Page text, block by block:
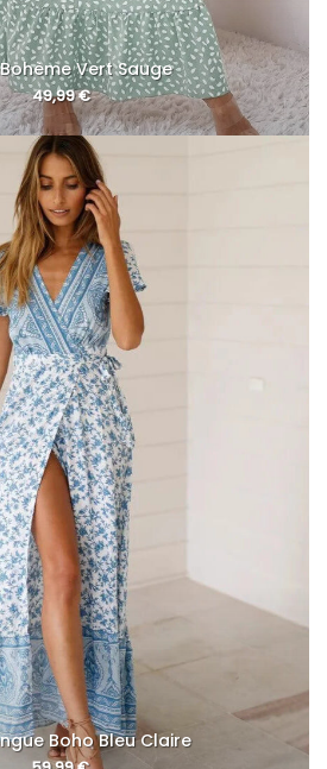
Vert Sauge
49,99€
Boho Bleu Claire